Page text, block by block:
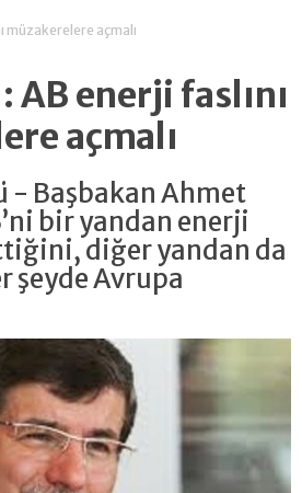
müzakerelere açmalı
enerji faslını
açmalı
- Başbakan Ahmet
bir yandan enerji
diğer yandan da
şeyde Avrupa